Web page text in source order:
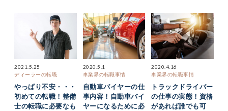
2021.5.25
ディーラーの転職
やっぱり不安・・・
初めての転職！整備
士の転職に必要なも
2020.5.1
車業界の転職事情
自動車バイヤーの仕
事内容！自動車バイ
ヤーになるために必
2020.4.16
車業界の転職事情
トラックドライバー
の仕事の実態！資格
があれば誰でも可